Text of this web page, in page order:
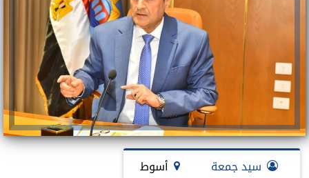
سيد جمعة أسوط